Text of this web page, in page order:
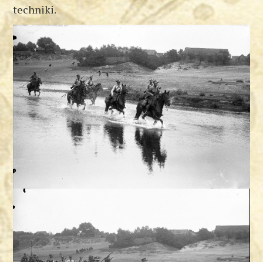
techniki.